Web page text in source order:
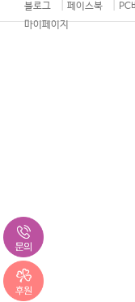
블로그 페이스북 PC
마이페이지